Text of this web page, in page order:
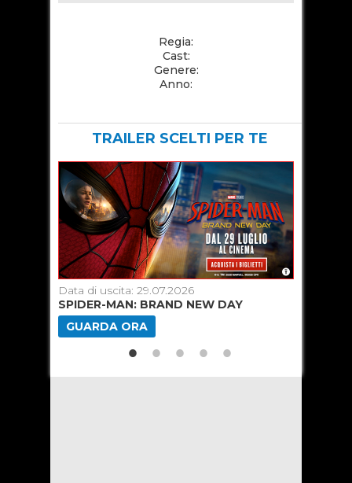
Regia:
Cast:
Genere:
Anno:
TRAILER SCELTI PER TE
Data di uscita: 29.07.2026
SPIDER-MAN: BRAND NEW DAY
GUARDA ORA